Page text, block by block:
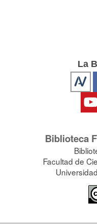
La
Biblioteca
Facultad de